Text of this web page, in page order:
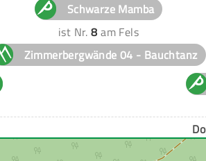
Schwarze Mamba
ist Nr.8 am Fels
Zimmerbergwände 04 - Bauchtanz